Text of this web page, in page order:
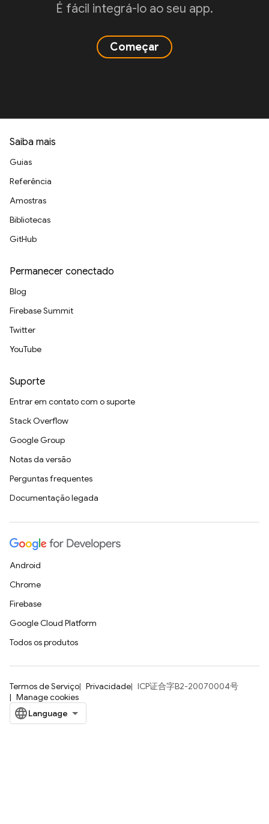
É fácil integrá-lo ao seu app.
Começar
Saiba mais
Guias
Referência
Amostras
Bibliotecas
GitHub
Permanecer conectado
Blog
Firebase Summit
Twitter
YouTube
Suporte
Entrar em contato com o suporte
Stack Overflow
Google Group
Notas da versão
Perguntas frequentes
Documentação legada
Android
Chrome
Firebase
Google Cloud Platform
Todos os produtos
Termos de Serviço Privacidade
ICP证合字B2-20070004号
Manage cookies